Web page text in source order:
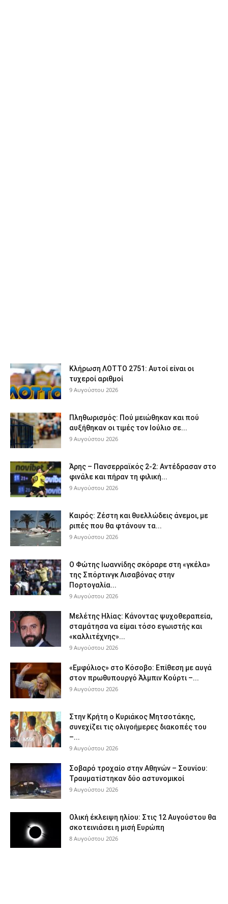
Κλήρωση ΛΟΤΤΟ 2751: Αυτοί είναι οι
τυχεροί αριθμοί
9 Αυγούστου 2026
Πληθωρισμός: Πού μειώθηκαν και πού
αυξήθηκαν οι τιμές τον Ιούλιο σε...
9 Αυγούστου 2026
Άρης – Πανσερραϊκός 2-2: Αντέδρασαν στο
φινάλε και πήραν τη φιλική...
9 Αυγούστου 2026
Καιρός: Ζέστη και θυελλώδεις άνεμοι, με
ριπές που θα φτάνουν τα...
9 Αυγούστου 2026
Ο Φώτης Ιωαννίδης σκόραρε στη «γκέλα»
της Σπόρτινγκ Λισαβόνας στην
Πορτογαλία...
9 Αυγούστου 2026
Μελέτης Ηλίας: Κάνοντας ψυχοθεραπεία,
σταμάτησα να είμαι τόσο εγωιστής και
«καλλιτέχνης»...
9 Αυγούστου 2026
«Εμφύλιος» στο Κόσοβο: Επίθεση με αυγά
στον πρωθυπουργό Άλμπιν Κούρτι –...
9 Αυγούστου 2026
Στην Κρήτη ο Κυριάκος Μητσοτάκης,
συνεχίζει τις ολιγοήμερες διακοπές του
–...
9 Αυγούστου 2026
Σοβαρό τροχαίο στην Αθηνών – Σουνίου:
Τραυματίστηκαν δύο αστυνομικοί
9 Αυγούστου 2026
Ολική έκλειψη ηλίου: Στις 12 Αυγούστου θα
σκοτεινιάσει η μισή Ευρώπη
8 Αυγούστου 2026